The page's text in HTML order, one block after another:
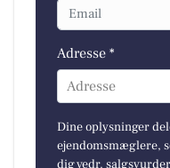
Adresse *
Adresse
Dine oplysninger
ejendomsmæglere,
dig vedr.